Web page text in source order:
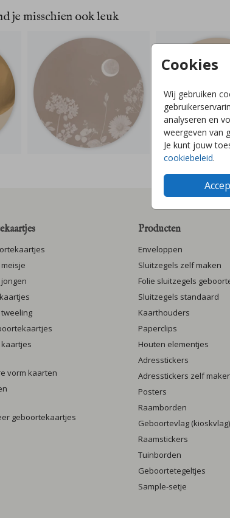
Cookies
Wij gebruiken
analyseren en
weergeven van
Je kunt jouw
cookiebeleid.
je misschien ook leuk
vorm kaarten
geboortekaartjes
Producten
Enveloppen
Sluitzegels zelf maken
Folie sluitzegels
Sluitzegels standaard
Kaarthouders
Paperclips
Houten elementjes
Adresstickers
Adresstickers zelf
Posters
Raamborden
Geboortevlag (kioskvlag)
Raamstickers
Tuinborden
Geboortetegeltjes
Sample-setje